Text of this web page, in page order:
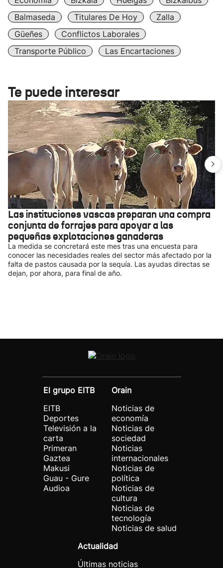
Balmaseda
Titulares De Hoy
Zalla
Güeñes
Conflictos Laborales
Transporte Público
Las Encartaciones
Te puede interesar
Las instituciones vascas preparan una compra
conjunta de forrajes para apoyar a las
pequeñas explotaciones ganaderas
La medida se concretará este mes tras una encuesta para
conocer las necesidades reales del sector más afectado por la
falta de pastos causada por la sequía. Las ayudas directas se
dejan, por ahora, para final de año.
El grupo EITB
EITB
Deportes
Televisión a la
carta
Primeran
Gaztea
Makusi
Guau - Gure
Audioa
Orain
Noticias de
economía
Noticias de
sociedad
Noticias
internacionales
Noticias de
política
Noticias de
cultura
Noticias de
tecnología
Noticias de salud
Actualidad
Últimas noticias